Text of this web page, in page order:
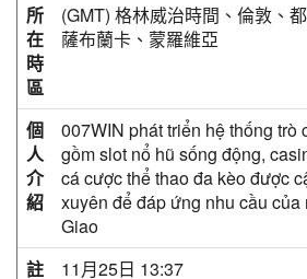
所
在
時
區
(GMT) 格林威治時間、倫敦、
薩布蘭卡、蒙羅維亞
個
人
介
紹
007WIN phát triển hệ thống trò
gồm slot nổ hũ sống động,
cá cược thể thao đa kèo được
xuyên để đáp ứng nhu cầu của
Giao
註
11月25日 13:37